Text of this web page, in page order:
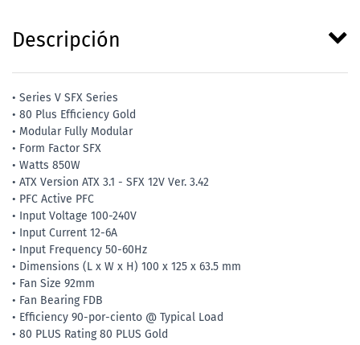
Descripción
• Series V SFX Series
• 80 Plus Efficiency Gold
• Modular Fully Modular
• Form Factor SFX
• Watts 850W
• ATX Version ATX 3.1 - SFX 12V Ver. 3.42
• PFC Active PFC
• Input Voltage 100-240V
• Input Current 12-6A
• Input Frequency 50-60Hz
• Dimensions (L x W x H) 100 x 125 x 63.5 mm
• Fan Size 92mm
• Fan Bearing FDB
• Efficiency 90-por-ciento @ Typical Load
• 80 PLUS Rating 80 PLUS Gold